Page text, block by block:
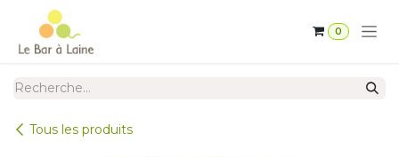
Se rendre au contenu
0
Tous les produits